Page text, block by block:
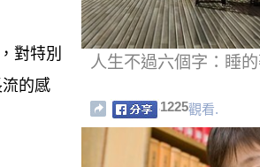
對特別
的感
人生不過六個字：睡的
1225觀看.